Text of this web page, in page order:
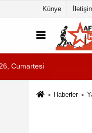
Künye
Cumartesi
Haberler